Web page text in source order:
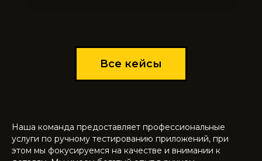
Все кейсы
Наша команда предоставляет профессиональные
услуги по ручному тестированию приложений, при
этом мы фокусируемся на качестве и внимании к